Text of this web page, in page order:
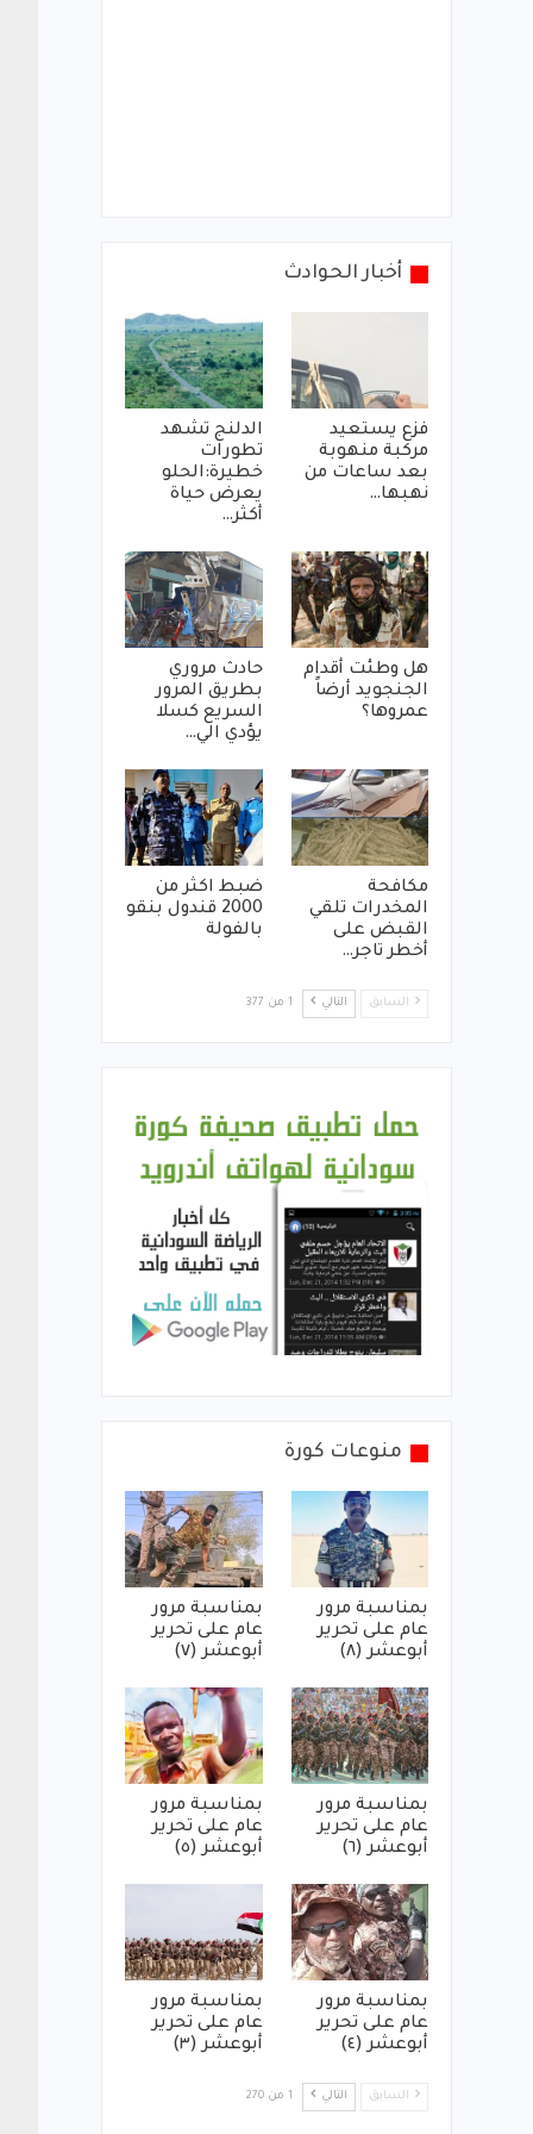
أخبار الحوادث
فزع يستعيد
مركبة منهوبة
بعد ساعات من
نهبها…
الدلنج تشهد
تطورات
خطيرة:الحلو
يعرض حياة
أكثر…
هل وطئت أقدام
الجنجويد أرضاً
عمروها؟
حادث مروري
بطريق المرور
السريع كسلا
يؤدي الي…
مكافحة
المخدرات تلقي
القبض على
أخطر تاجر…
ضبط اكثر من
2000 قندول بنقو
بالفولة
السابق التالي 1 من 377
منوعات كورة
بمناسبة مرور
عام على تحرير
أبوعشر (٨)
بمناسبة مرور
عام على تحرير
أبوعشر (٧)
بمناسبة مرور
عام على تحرير
أبوعشر (٦)
بمناسبة مرور
عام على تحرير
أبوعشر (٥)
بمناسبة مرور
عام على تحرير
أبوعشر (٤)
بمناسبة مرور
عام على تحرير
أبوعشر (٣)
السابق التالي 1 من 270